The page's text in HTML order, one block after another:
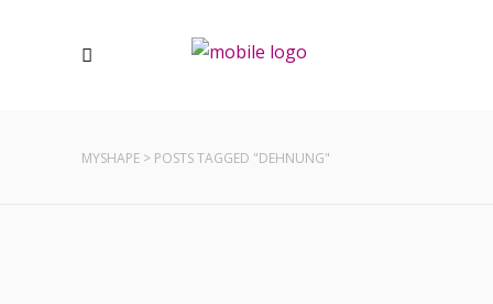
MYSHAPE > POSTS TAGGED "DEHNUNG"